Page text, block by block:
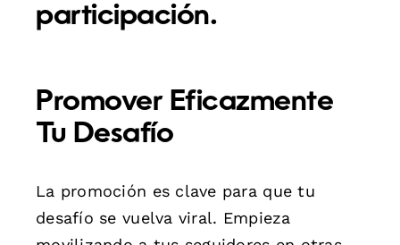
participación.
Promover Eficazmente
Tu Desafío
La promoción es clave para que tu
desafío se vuelva viral. Empieza